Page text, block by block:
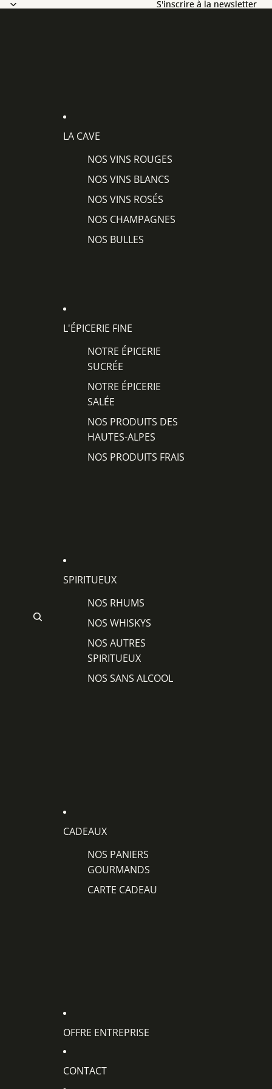
S'inscrire à la newsletter
S'inscrire à la newsletter
LA CAVE
NOS VINS ROUGES
NOS VINS BLANCS
NOS VINS ROSÉS
NOS CHAMPAGNES
NOS BULLES
L'ÉPICERIE FINE
NOTRE ÉPICERIE
SUCRÉE
NOTRE ÉPICERIE
SALÉE
NOS PRODUITS DES
HAUTES-ALPES
NOS PRODUITS FRAIS
SPIRITUEUX
NOS RHUMS
NOS WHISKYS
NOS AUTRES
SPIRITUEUX
NOS SANS ALCOOL
CADEAUX
NOS PANIERS
GOURMANDS
CARTE CADEAU
OFFRE ENTREPRISE
CONTACT